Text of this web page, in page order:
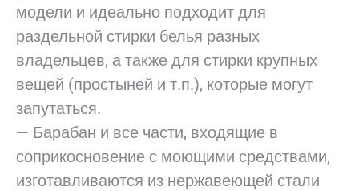
модели и идеально подходит для
раздельной стирки белья разных
владельцев, а также для стирки крупных
вещей (простыней и т.п.), которые могут
запутаться.
— Барабан и все части, входящие в
соприкосновение с моющими средствами,
изготавливаются из нержавеющей стали